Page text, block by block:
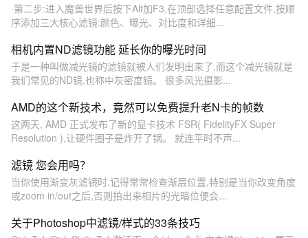
·第二步:进入魔兽世界后按下Alt加F3,在顶部选择任意配置文件,按顺
序添加三大核心滤镜:颜色、曝光、对比度和详细...
相机内置ND滤镜功能 延长你的曝光时间
于是一种叫做减光镜的滤镜就被人们发明出来了,而这个减光镜就是
我们常见的ND镜,也称中灰密度镜。 很多风光摄影...
AMD的这个新技术，竟然可以免费提升老N卡的帧数
这两天, AMD 正式发布了新的显卡技术 FSR( FidelityFX Super
Resolution ),让硬件圈子是炸开了锅。 就连平时不声...
滤镜 您会用吗？
当你使用渐变灰滤镜时,记得常常检查渐层位置,特别是当你改变角度
或zoom in/out之后,否则拍出来相片的光暗位便会...
关于Photoshop中滤镜/样式的33条技巧